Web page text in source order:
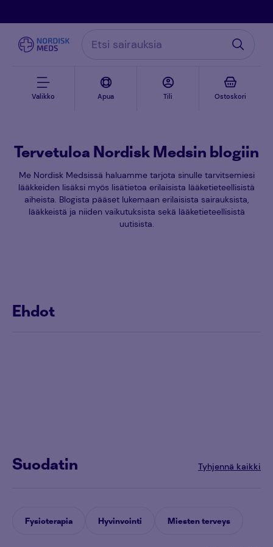
Valikko Apua Tili Ostoskori
Tervetuloa Nordisk Medsin blogiin
Me Nordisk Medsissä haluamme tarjota sinulle tarvitsemiesi
lääkkeiden lisäksi myös lisätietoa erilaisista lääketieteellisistä
aiheista. Blogista pääset lukemaan erilaisista sairauksista,
lääkkeistä ja niiden vaikutuksista sekä lääketieteellisistä
uutisista.
Ehdot
Suodatin Tyhjennä kaikki
Fysioterapia Hyvinvointi Miesten terveys